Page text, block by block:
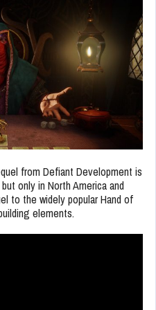
from Defiant Development is
only in North America and
to the widely popular Hand of
elements.